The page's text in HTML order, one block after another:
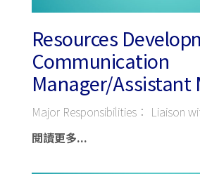
Resources
Communication
Manager/Assistant
Major Responsibilities： Liaison
閱讀更多...